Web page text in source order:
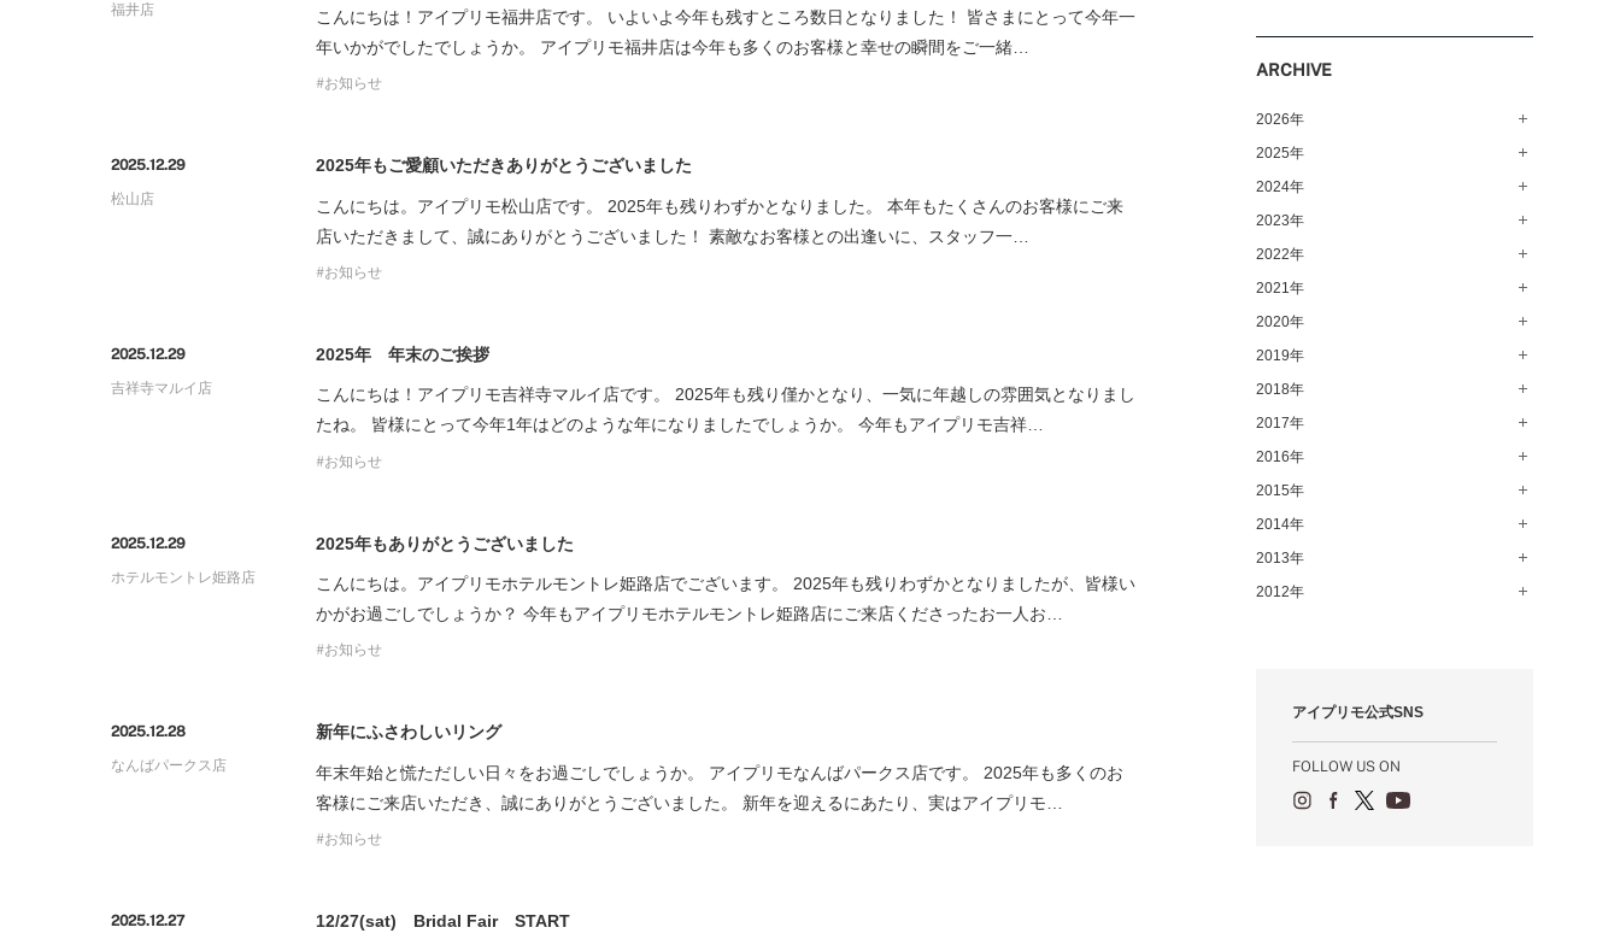
福井店
こんにちは！アイプリモ福井店です。 いよいよ今年も残すところ数日となりました！ 皆さまにとって今年一
年いかがでしたでしょうか。 アイプリモ福井店は今年も多くのお客様と幸せの瞬間をご一緒…
お知らせ
2025.12.29
松山店
2025年もご愛顧いただきありがとうございました
こんにちは。アイプリモ松山店です。 2025年も残りわずかとなりました。 本年もたくさんのお客様にご来
店いただきまして、誠にありがとうございました！ 素敵なお客様との出逢いに、スタッフ一…
お知らせ
2025.12.29
吉祥寺マルイ店
2025年 年末のご挨拶
こんにちは！アイプリモ吉祥寺マルイ店です。 2025年も残り僅かとなり、一気に年越しの雰囲気となりまし
たね。 皆様にとって今年1年はどのような年になりましたでしょうか。 今年もアイプリモ吉祥…
お知らせ
2025.12.29
ホテルモントレ姫路店
2025年もありがとうございました
こんにちは。アイプリモホテルモントレ姫路店でございます。 2025年も残りわずかとなりましたが、皆様い
かがお過ごしでしょうか？ 今年もアイプリモホテルモントレ姫路店にご来店くださったお一人お…
お知らせ
2025.12.28
なんばパークス店
新年にふさわしいリング
年末年始と慌ただしい日々をお過ごしでしょうか。 アイプリモなんばパークス店です。 2025年も多くのお
客様にご来店いただき、誠にありがとうございました。 新年を迎えるにあたり、実はアイプリモ…
お知らせ
2025.12.27
12/27(sat) Bridal Fair START
柏店（141）
宇都宮店（143）
ARCHIVE
2026年
8月（11）
7月（64）
6月（58）
5月（62）
4月（55）
3月（64）
2月（50）
1月（58）
2025年
12月（65）
11月（56）
10月（67）
9月（50）
8月（67）
7月（68）
6月（59）
5月（59）
4月（57）
3月（63）
2024年
12月（71）
11月（61）
10月（60）
9月（57）
8月（64）
7月（66）
6月（63）
5月（67）
4月（75）
3月（61）
2023年
12月（71）
11月（61）
10月（66）
9月（53）
8月（67）
7月（73）
6月（72）
5月（77）
4月（89）
3月（69）
2022年
12月（72）
11月（77）
10月（74）
9月（75）
8月（80）
7月（68）
6月（83）
5月（71）
4月（79）
3月（78）
2021年
12月（69）
11月（83）
10月（64）
9月（62）
8月（61）
7月（69）
6月（69）
5月（79）
4月（1）
2020年
12月（63）
11月（59）
10月（60）
9月（58）
8月（67）
7月（60）
6月（74）
5月（44）
1月（53）
2019年
12月（64）
11月（70）
10月（71）
9月（68）
8月（92）
7月（102）
6月（6）
2月（71）
1月（66）
2018年
12月（80）
11月（70）
10月（68）
9月（72）
8月（73）
7月（64）
3月（62）
2017年
12月（66）
11月（69）
10月（66）
9月（64）
8月（71）
4月（60）
1月（72）
2016年
12月（78）
11月（91）
10月（74）
9月（79）
5月（85）
2015年
12月（71）
11月（62）
10月（66）
6月（66）
2014年
12月（74）
11月（65）
7月（66）
2013年
12月（18）
8月（18）
6月（14）
2012年
9月（15）
7月（22）
アイプリモ公式SNS
FOLLOW US ON